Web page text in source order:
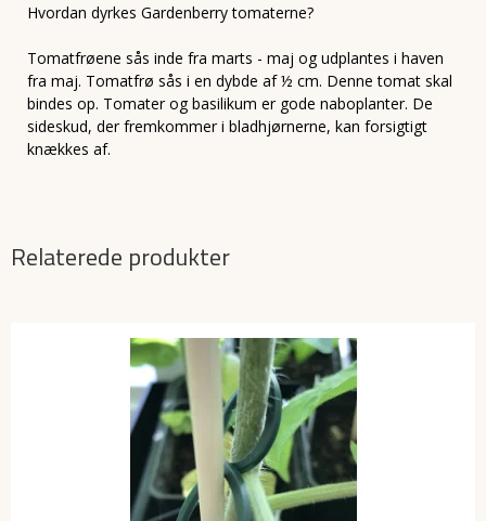
Hvordan dyrkes Gardenberry tomaterne?
Tomatfrøene sås inde fra marts - maj og udplantes i haven
fra maj. Tomatfrø sås i en dybde af ½ cm. Denne tomat skal
bindes op. Tomater og basilikum er gode naboplanter. De
sideskud, der fremkommer i bladhjørnerne, kan forsigtigt
knækkes af.
Relaterede produkter